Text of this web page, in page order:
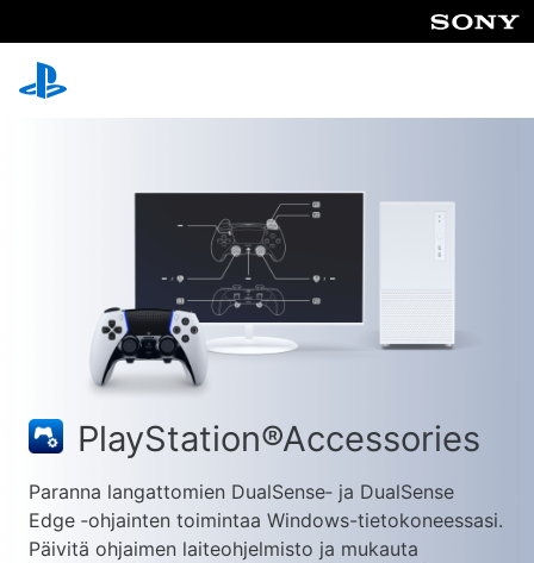
PlayStation®Accessories
Paranna langattomien DualSense‑ ja DualSense
Edge ‑ohjainten toimintaa Windows-tietokoneessasi.
Päivitä ohjaimen laiteohjelmisto ja mukauta